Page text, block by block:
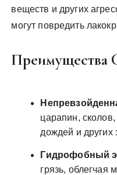
веществ и других
могут повредить
Преимущества
царапин,
дождей и других
Гидрофобный
грязь, облегчая